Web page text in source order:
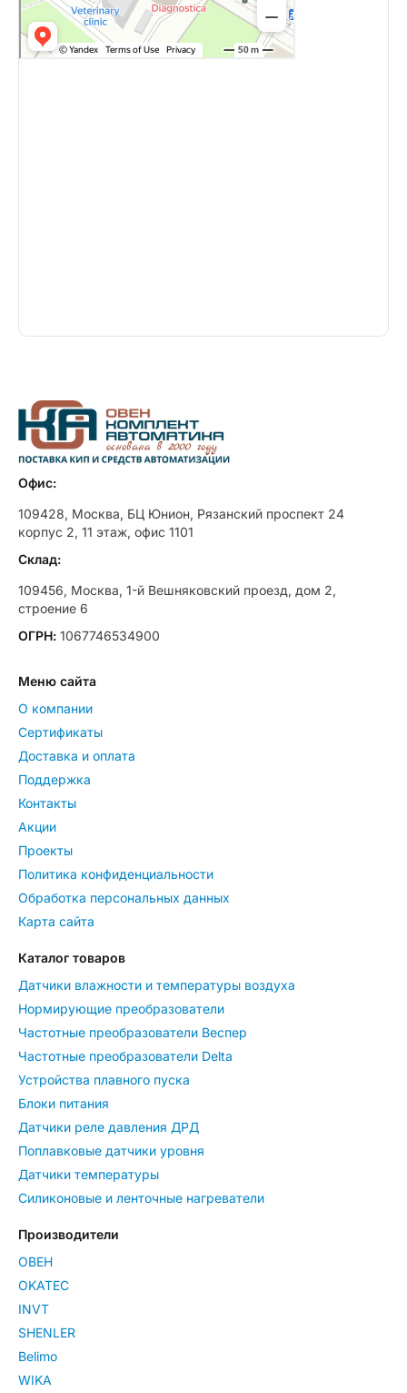
Офис:
109428, Москва, БЦ Юнион, Рязанский проспект 24
корпус 2, 11 этаж, офис 1101
Склад:
109456, Москва, 1-й Вешняковский проезд, дом 2,
строение 6
ОГРН: 1067746534900
Меню сайта
О компании
Сертификаты
Доставка и оплата
Поддержка
Контакты
Акции
Проекты
Политика конфиденциальности
Обработка персональных данных
Карта сайта
Каталог товаров
Датчики влажности и температуры воздуха
Нормирующие преобразователи
Частотные преобразователи Веспер
Частотные преобразователи Delta
Устройства плавного пуска
Блоки питания
Датчики реле давления ДРД
Поплавковые датчики уровня
Датчики температуры
Силиконовые и ленточные нагреватели
Производители
ОВЕН
OKATEC
INVT
SHENLER
Belimo
WIKA